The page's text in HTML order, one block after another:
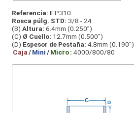
Referencia: IFP310
Rosca púlg. STD: 3/8 - 24
(B) Altura: 6.4mm (0.250”)
(C) Ø Cuello: 12.7mm (0.500”)
(D) Espesor de Pestaña: 4.8mm (0.190”)
Caja/Mini/Micro: 4000/800/80